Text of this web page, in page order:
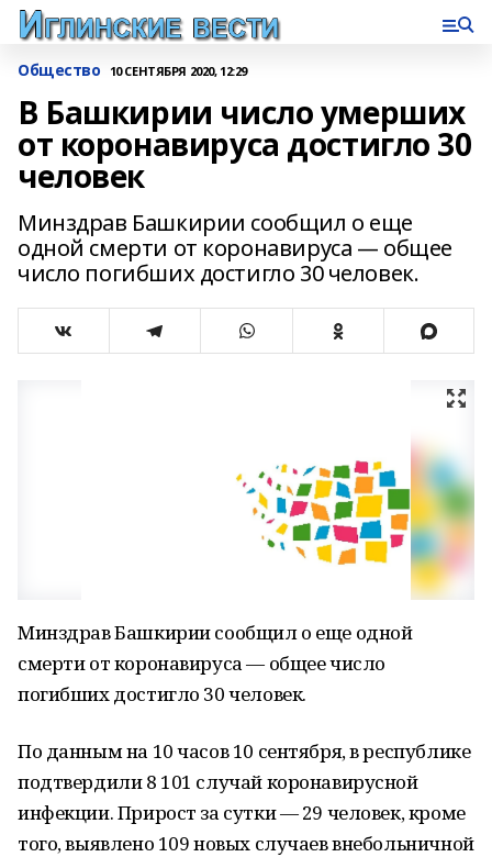
Общество 10 СЕНТЯБРЯ 2020, 12:29
В Башкирии число умерших
от коронавируса достигло 30
человек
Минздрав Башкирии сообщил о еще
одной смерти от коронавируса — общее
число погибших достигло 30 человек.
Минздрав Башкирии сообщил о еще одной
смерти от коронавируса — общее число
погибших достигло 30 человек.
По данным на 10 часов 10 сентября, в республике
подтвердили 8 101 случай коронавирусной
инфекции. Прирост за сутки — 29 человек, кроме
того, выявлено 109 новых случаев внебольничной